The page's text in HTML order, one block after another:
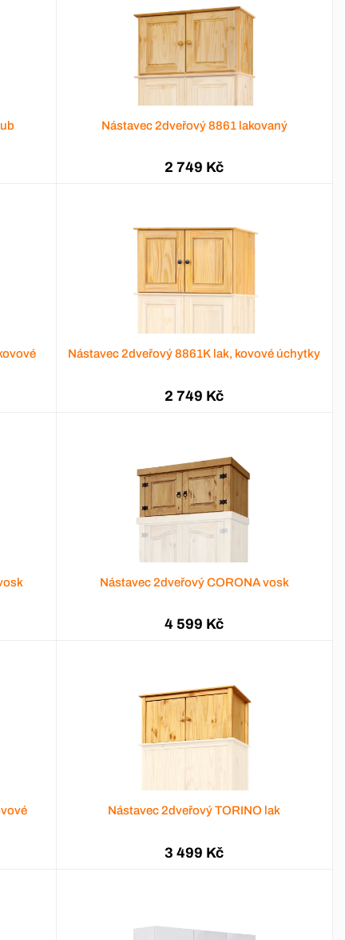
Nástavec 2dveřový 8861 lakovaný
2 749 Kč
Nástavec 2dveřový 8861K lak, kovové úchytky
2 749 Kč
Nástavec 2dveřový CORONA vosk
4 599 Kč
Nástavec 2dveřový TORINO lak
3 499 Kč